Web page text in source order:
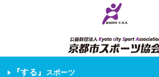
『する』 スポーツ